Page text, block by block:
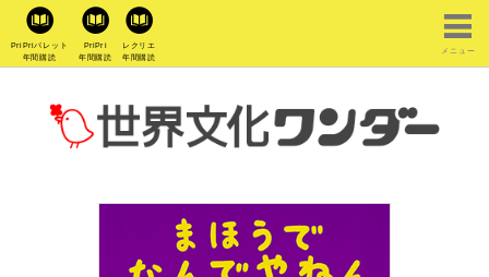
PriPriパレット
年間購読
PriPri
年間購読
レクリエ
年間購読
メニュー